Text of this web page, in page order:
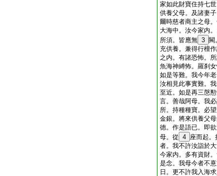
家如此財寶住持七
供養父母。及諸妻
爾時慈者商主之母
大海中。汝今家内
所須。皆應無 3 闕
充供養。兼得行檀
之内。有諸恐怖。
魚海神縛怖。羅刹
如是等難。我今年
汝相見此事實難。
至近。如是再三慇
言。善哉阿母。我
所。持種種寶。必
金銀。將來供養父
徳。作是語已。即
母。從 4 座而起
者。我不許汝詣於
今家内。多有資財
是念。我母今者不
日。更不許我入海